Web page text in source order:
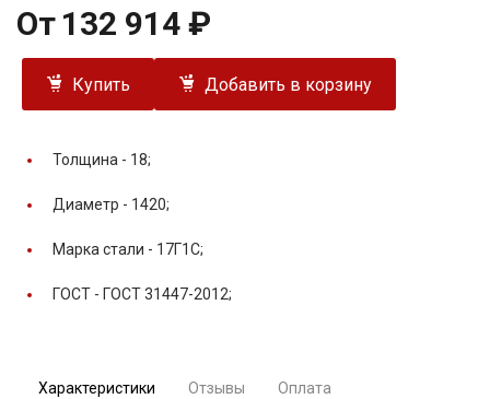
От 132 914 ₽
Купить Добавить в корзину
Толщина - 18;
Диаметр - 1420;
Марка стали - 17Г1С;
ГОСТ - ГОСТ 31447-2012;
Характеристики Отзывы Оплата